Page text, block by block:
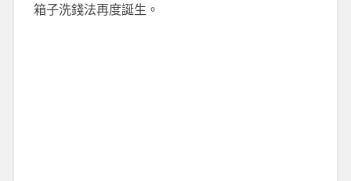
箱子洗錢法再度誕生。